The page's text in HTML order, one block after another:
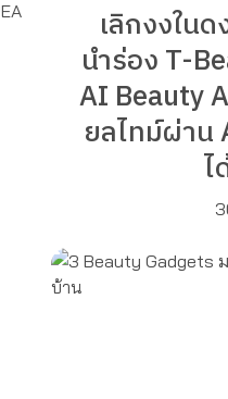
เลิกงงใน
นำร่อง T-
AI Beauty
ยลไทม์ผ่าน
ไ